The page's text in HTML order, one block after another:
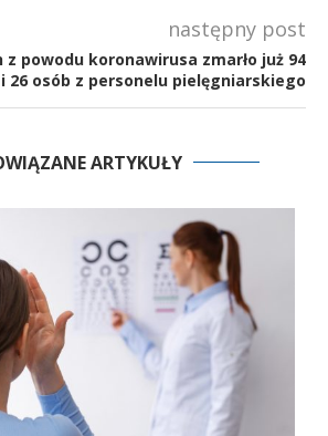
następny post
z powodu koronawirusa zmarło już 94
26 osób z personelu pielęgniarskiego
ARTYKUŁY